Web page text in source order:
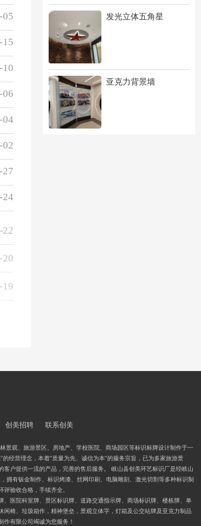
发光立体五角星
亚克力背景墙
05
15
10
06
04
02
27
24
22
创美招聘 联系创美
景观、旅游景区、房地产、学校医院、商场园区等标识标牌设计制作于一
经营理念，本着“质量为先、诚信为本”的服务宗旨，已为多家旅游景
户提供一流的产品，完善的售后服务。 岐山县创美环艺标识厂是经岐山
拥有钣金制作、标识烤漆、丝网印刷、电脑雕刻、激光切割等多种标识制
验收合格，手续齐全。
医院科室牌、景区标识牌、道路交通指示牌、商场标识牌、楼栋牌、单
椅、垃圾箱作，精神堡垒，景观立体字，灯箱及公交站牌及亚克力制品
有限公司竭诚为您服务！